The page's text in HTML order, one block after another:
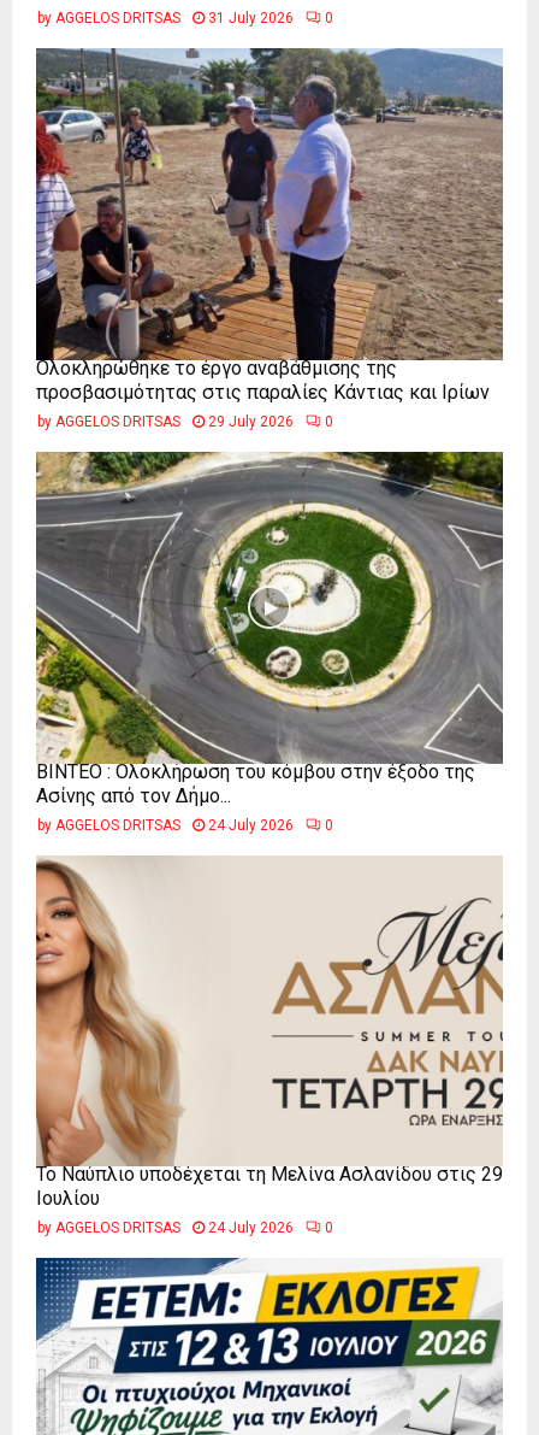
by AGGELOS DRITSAS 31 July 2026 0
Ολοκληρώθηκε το έργο αναβάθμισης της
προσβασιμότητας στις παραλίες Κάντιας και Ιρίων
by AGGELOS DRITSAS 29 July 2026 0
ΒΙΝΤΕΟ : Ολοκλήρωση του κόμβου στην έξοδο της
Ασίνης από τον Δήμο...
by AGGELOS DRITSAS 24 July 2026 0
Το Ναύπλιο υποδέχεται τη Μελίνα Ασλανίδου στις 29
Ιουλίου
by AGGELOS DRITSAS 24 July 2026 0